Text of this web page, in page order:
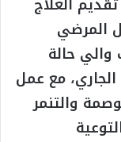
المرضي
حالة
مع عمل
والتنمر